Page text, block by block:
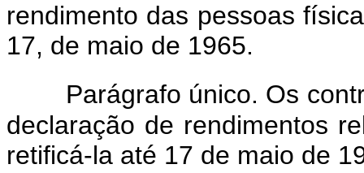
rendimento das pessoas
17, de maio de 1965.
Parágrafo único. Os
declaração de rendimentos
retificá-la até 17 de maio de